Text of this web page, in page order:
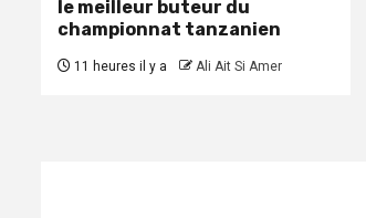
le meilleur buteur du
championnat tanzanien
11 heures il y a Ali Ait Si Amer